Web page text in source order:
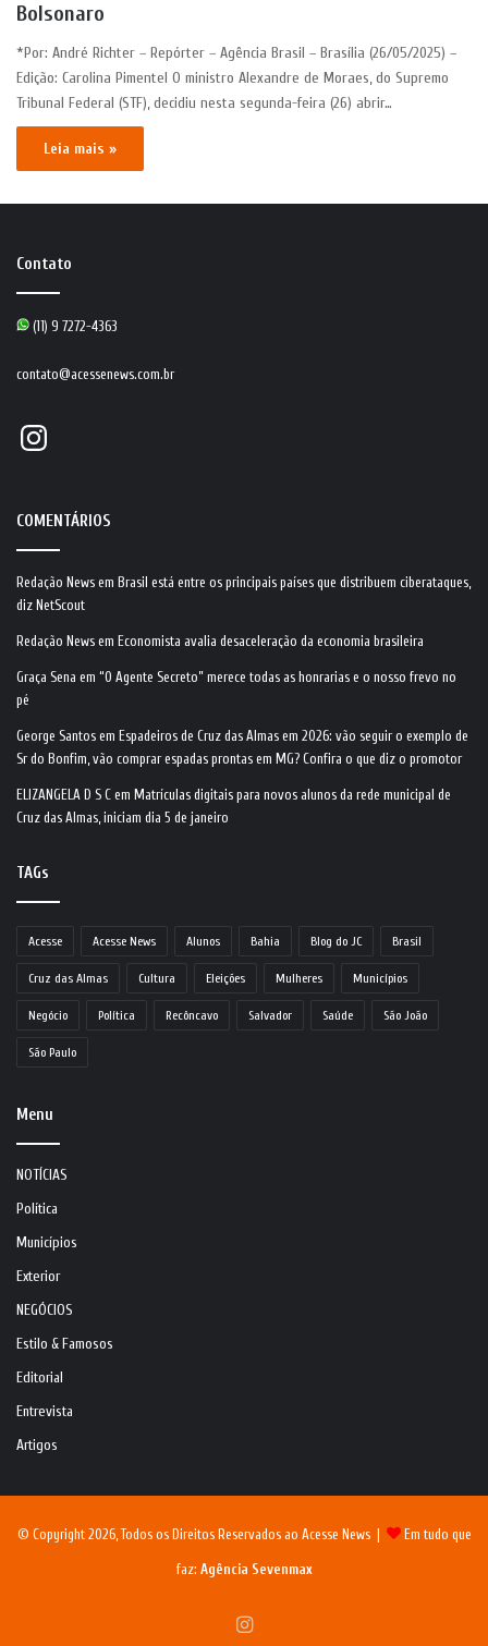
Bolsonaro
*Por: André Richter – Repórter – Agência Brasil – Brasília (26/05/2025) –
Edição: Carolina Pimentel O ministro Alexandre de Moraes, do Supremo
Tribunal Federal (STF), decidiu nesta segunda-feira (26) abrir…
Leia mais »
Contato
(11) 9 7272-4363
contato@acessenews.com.br
Instagram
COMENTÁRIOS
Redação News em Brasil está entre os principais países que distribuem ciberataques,
diz NetScout
Redação News em Economista avalia desaceleração da economia brasileira
Graça Sena em “O Agente Secreto” merece todas as honrarias e o nosso frevo no
pé
George Santos em Espadeiros de Cruz das Almas em 2026: vão seguir o exemplo de
Sr do Bonfim, vão comprar espadas prontas em MG? Confira o que diz o promotor
ELIZANGELA D S C em Matrículas digitais para novos alunos da rede municipal de
Cruz das Almas, iniciam dia 5 de janeiro
TAGs
Acesse Acesse News Alunos Bahia Blog do JC Brasil
Cruz das Almas Cultura Eleições Mulheres Municípios
Negócio Política Recôncavo Salvador Saúde São João
São Paulo
Menu
NOTÍCIAS
Política
Municípios
Exterior
NEGÓCIOS
Estilo & Famosos
Editorial
Entrevista
Artigos
© Copyright 2026, Todos os Direitos Reservados ao Acesse News | Em tudo que
faz: Agência Sevenmax
Instagram